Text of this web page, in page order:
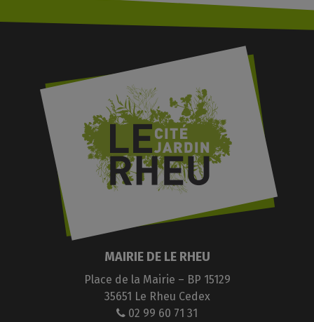
MAIRIE DE LE RHEU
Place de la Mairie – BP 15129
35651 Le Rheu Cedex
02 99 60 71 31